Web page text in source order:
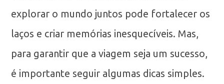
explorar o mundo juntos pode fortalecer os
laços e criar memórias inesquecíveis. Mas,
para garantir que a viagem seja um sucesso,
é importante seguir algumas dicas simples.